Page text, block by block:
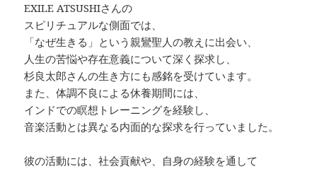
EXILE ATSUSHIさんの
スピリチュアルな側面では、
「なぜ生きる」という親鸞聖人の教えに出会い、
人生の苦悩や存在意義について深く探求し、
杉良太郎さんの生き方にも感銘を受けています。
また、体調不良による休養期間には、
インドでの瞑想トレーニングを経験し、
音楽活動とは異なる内面的な探求を行っていました。
彼の活動には、社会貢献や、自身の経験を通して